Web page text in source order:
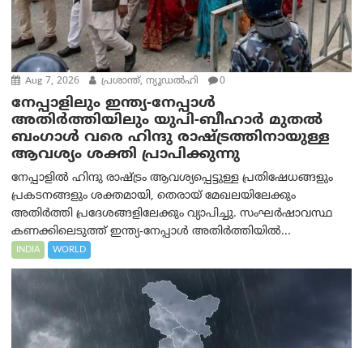
Aug 7, 2026 പ്രശാന്ത്, ന്യൂഡല്‍ഹി 0
നേപ്പാളിലും ഇന്ത്യ-നേപ്പാൾ
അതിർത്തിയിലും യുപി-ബീഹാർ മുതൽ
ബംഗാൾ വരെ ഹിന്ദു രാഷ്ട്രത്തിനായുള്ള
ആവശ്യം ശക്തി പ്രാപിക്കുന്നു
നേപ്പാളിൽ ഹിന്ദു രാഷ്ട്രം ആവശ്യപ്പെട്ടുള്ള പ്രതിഷേധങ്ങളും
പ്രകടനങ്ങളും ശക്തമായി, തെരായ് മേഖലയിലേക്കും
അതിർത്തി പ്രദേശങ്ങളിലേക്കും വ്യാപിച്ചു. സംഘർഷാവസ്ഥ
കണക്കിലെടുത്ത് ഇന്ത്യ-നേപ്പാൾ അതിർത്തിയിൽ...
INDIA WORLD